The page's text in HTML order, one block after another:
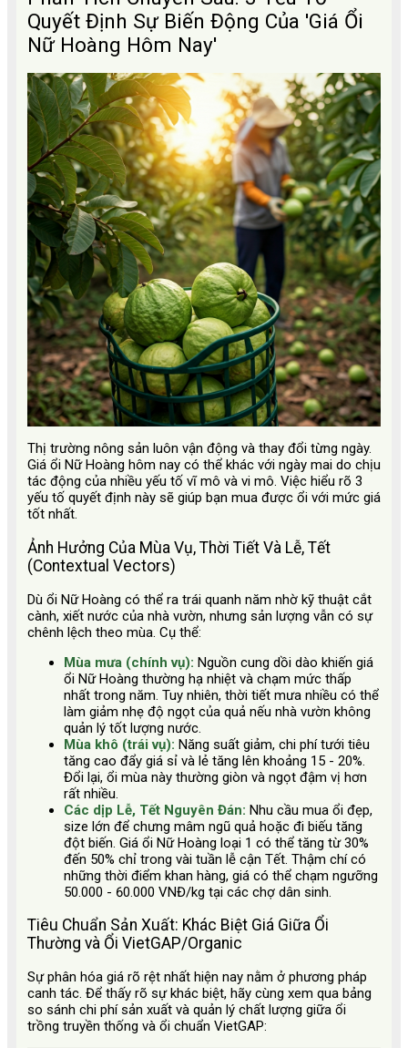
Quyết Định Sự Biến Động Của 'Giá Ổi
Nữ Hoàng Hôm Nay'
Thị trường nông sản luôn vận động và thay đổi từng ngày.
Giá ổi Nữ Hoàng hôm nay có thể khác với ngày mai do chịu
tác động của nhiều yếu tố vĩ mô và vi mô. Việc hiểu rõ 3
yếu tố quyết định này sẽ giúp bạn mua được ổi với mức giá
tốt nhất.
Ảnh Hưởng Của Mùa Vụ, Thời Tiết Và Lễ, Tết
(Contextual Vectors)
Dù ổi Nữ Hoàng có thể ra trái quanh năm nhờ kỹ thuật cắt
cành, xiết nước của nhà vườn, nhưng sản lượng vẫn có sự
chênh lệch theo mùa. Cụ thể:
Mùa mưa (chính vụ): Nguồn cung dồi dào khiến giá
ổi Nữ Hoàng thường hạ nhiệt và chạm mức thấp
nhất trong năm. Tuy nhiên, thời tiết mưa nhiều có thể
làm giảm nhẹ độ ngọt của quả nếu nhà vườn không
quản lý tốt lượng nước.
Mùa khô (trái vụ): Năng suất giảm, chi phí tưới tiêu
tăng cao đẩy giá sỉ và lẻ tăng lên khoảng 15 - 20%.
Đổi lại, ổi mùa này thường giòn và ngọt đậm vị hơn
rất nhiều.
Các dịp Lễ, Tết Nguyên Đán: Nhu cầu mua ổi đẹp,
size lớn để chưng mâm ngũ quả hoặc đi biếu tăng
đột biến. Giá ổi Nữ Hoàng loại 1 có thể tăng từ 30%
đến 50% chỉ trong vài tuần lễ cận Tết. Thậm chí có
những thời điểm khan hàng, giá có thể chạm ngưỡng
50.000 - 60.000 VNĐ/kg tại các chợ dân sinh.
Tiêu Chuẩn Sản Xuất: Khác Biệt Giá Giữa Ổi
Thường và Ổi VietGAP/Organic
Sự phân hóa giá rõ rệt nhất hiện nay nằm ở phương pháp
canh tác. Để thấy rõ sự khác biệt, hãy cùng xem qua bảng
so sánh chi phí sản xuất và quản lý chất lượng giữa ổi
trồng truyền thống và ổi chuẩn VietGAP: